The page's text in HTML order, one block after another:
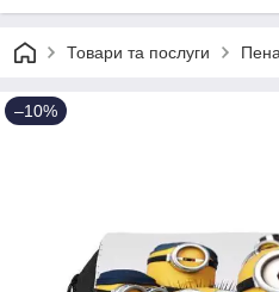
Товари та послуги
–10%